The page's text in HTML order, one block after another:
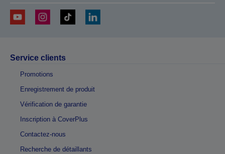
Service clients
Promotions
Enregistrement de produit
Vérification de garantie
Inscription à CoverPlus
Contactez-nous
Recherche de détaillants